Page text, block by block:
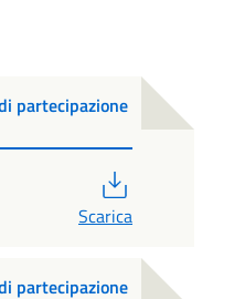
partecipazione
Scarica
partecipazione